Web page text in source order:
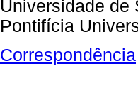
Universidade de
Pontifícia
Correspondência